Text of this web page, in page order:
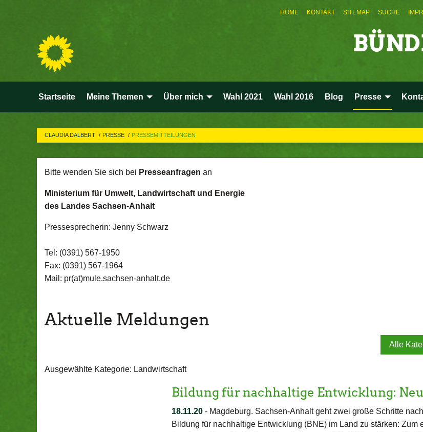
HOME KONTAKT SITEMAP SUCHE
Startseite Meine Themen Über mich Wahl 2021 Wahl 2016 Blog Presse
CLAUDIA DALBERT PRESSE PRESSEMITTEILUNGEN
Bitte wenden Sie sich bei Presseanfragen an
Ministerium für Umwelt, Landwirtschaft und Energie
des Landes Sachsen-Anhalt
Pressesprecherin: Jenny Schwarz
Tel: (0391) 567-1950
Fax: (0391) 567-1964
Mail: pr(at)mule.sachsen-anhalt.de
Aktuelle Meldungen
Alle
Ausgewählte Kategorie: Landwirtschaft
Bildung für nachhaltige Entwicklung:
18.11.20- Magdeburg. Sachsen-Anhalt geht zwei große Schritte
Bildung für nachhaltige Entwicklung (BNE) im Land zu stärken: Zum